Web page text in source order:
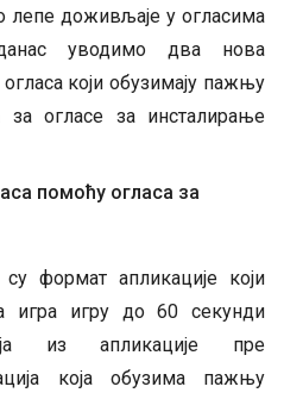
доживљаје у огласима
уводимо два нова
који обузимају пажњу
огласе за инсталирање
помоћу огласа за
формат апликације који
игра игру до 60 секунди
из апликације пре
која обузима пажњу